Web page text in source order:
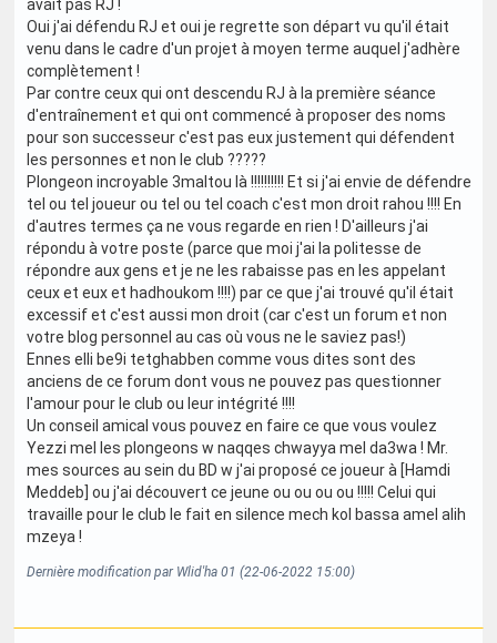
avait pas RJ !
Oui j'ai défendu RJ et oui je regrette son départ vu qu'il était
venu dans le cadre d'un projet à moyen terme auquel j'adhère
complètement !
Par contre ceux qui ont descendu RJ à la première séance
d'entraînement et qui ont commencé à proposer des noms
pour son successeur c'est pas eux justement qui défendent
les personnes et non le club ?????
Plongeon incroyable 3maltou là !!!!!!!!!! Et si j'ai envie de défendre
tel ou tel joueur ou tel ou tel coach c'est mon droit rahou !!!! En
d'autres termes ça ne vous regarde en rien ! D'ailleurs j'ai
répondu à votre poste (parce que moi j'ai la politesse de
répondre aux gens et je ne les rabaisse pas en les appelant
ceux et eux et hadhoukom !!!!) par ce que j'ai trouvé qu'il était
excessif et c'est aussi mon droit (car c'est un forum et non
votre blog personnel au cas où vous ne le saviez pas!)
Ennes elli be9i tetghabben comme vous dites sont des
anciens de ce forum dont vous ne pouvez pas questionner
l'amour pour le club ou leur intégrité !!!!
Un conseil amical vous pouvez en faire ce que vous voulez
Yezzi mel les plongeons w naqqes chwayya mel da3wa ! Mr.
mes sources au sein du BD w j'ai proposé ce joueur à [Hamdi
Meddeb] ou j'ai découvert ce jeune ou ou ou ou !!!!! Celui qui
travaille pour le club le fait en silence mech kol bassa amel alih
mzeya !
Dernière modification par Wlid'ha 01 (22-06-2022 15:00)